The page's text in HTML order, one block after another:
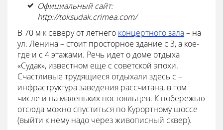
Официальный сайт:
http://toksudak.crimea.com/
В 70 м к северу от летнего концертного зала– на
ул. Ленина – стоит просторное здание с 3, а кое-
где и с 4 этажами. Речь идет о доме отдыха
«Судак», известном еще с советской эпохи.
Счастливые трудящиеся отдыхали здесь с –
инфраструктура заведения рассчитана, в том
числе и на маленьких постояльцев. К побережью
отсюда можно спуститься по Курортному шоссе
(выйти к нему надо через живописный сквер).